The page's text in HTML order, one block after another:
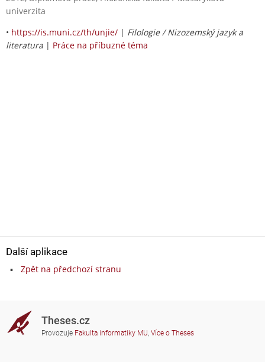
univerzita
• https://is.muni.cz/th/unjie/ | Filologie / Nizozemský jazyk a
literatura | Práce na příbuzné téma
Další aplikace
Zpět na předchozí stranu
Theses.cz
Provozuje Fakulta informatiky MU, Více o Theses